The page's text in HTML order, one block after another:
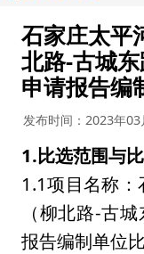
石家庄太平
北路-古城
申请报告编
发布时间：2023年
1.比选范围与
1.1项目名称
（柳北路-古
报告编制单位